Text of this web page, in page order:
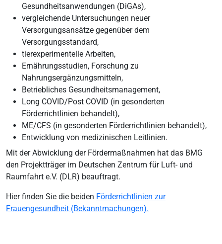
Gesundheitsanwendungen (DiGAs),
vergleichende Untersuchungen neuer
Versorgungsansätze gegenüber dem
Versorgungsstandard,
tierexperimentelle Arbeiten,
Ernährungsstudien, Forschung zu
Nahrungsergänzungsmitteln,
Betriebliches Gesundheitsmanagement,
Long COVID/Post COVID (in gesonderten
Förderrichtlinien behandelt),
ME/CFS (in gesonderten Förderrichtlinien behandelt),
Entwicklung von medizinischen Leitlinien.
Mit der Abwicklung der Fördermaßnahmen hat das BMG
den Projektträger im Deutschen Zentrum für Luft- und
Raumfahrt e.V. (DLR) beauftragt.
Hier finden Sie die beiden Förderrichtlinien zur
Frauengesundheit (Bekanntmachungen).